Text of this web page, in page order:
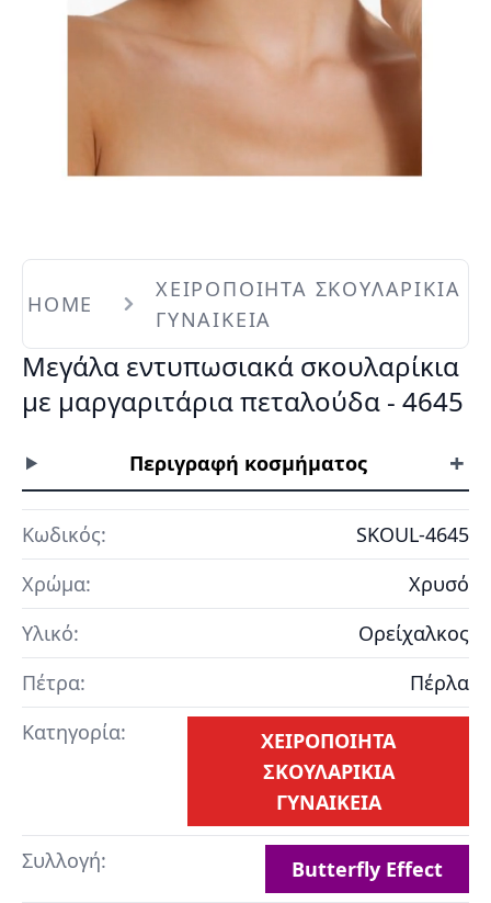
HOME
ΧΕΙΡΟΠΟΙΗΤΑ ΣΚΟΥΛΑΡΙΚΙΑ
ΓΥΝΑΙΚΕΙΑ
Μεγάλα εντυπωσιακά σκουλαρίκια
με μαργαριτάρια πεταλούδα - 4645
Περιγραφή κοσμήματος +
Κωδικός:
SKOUL-4645
Χρώμα:
Χρυσό
Υλικό:
Ορείχαλκος
Πέτρα:
Πέρλα
Κατηγορία:
ΧΕΙΡΟΠΟΙΗΤΑ
ΣΚΟΥΛΑΡΙΚΙΑ
ΓΥΝΑΙΚΕΙΑ
Συλλογή: Butterfly Effect